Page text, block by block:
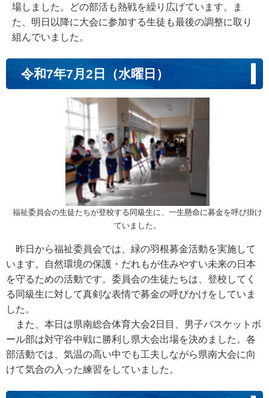
場しました。どの部活も熱戦を繰り広げています。ま
た、明日以降に大会に参加する生徒も最後の調整に取り
組んでいました。
令和7年7月2日（水曜日）
福祉委員会の生徒たちが登校する同級生に、一生懸命に募金を呼び掛け
ていました。
昨日から福祉委員会では、緑の羽根募金活動を実施して
います。自然環境の保護・だれもが住みやすい未来の日本
を守るための活動です。委員会の生徒たちは、登校してく
る同級生に対して真剣な表情で募金の呼びかけをしていま
した。
また、本日は県南総合体育大会2日目、男子バスケットボ
ール部は対守谷中戦に勝利し県大会出場を決めました。各
部活動では、気温の高い中でも工夫しながら県南大会に向
けて気合の入った練習をしていました。